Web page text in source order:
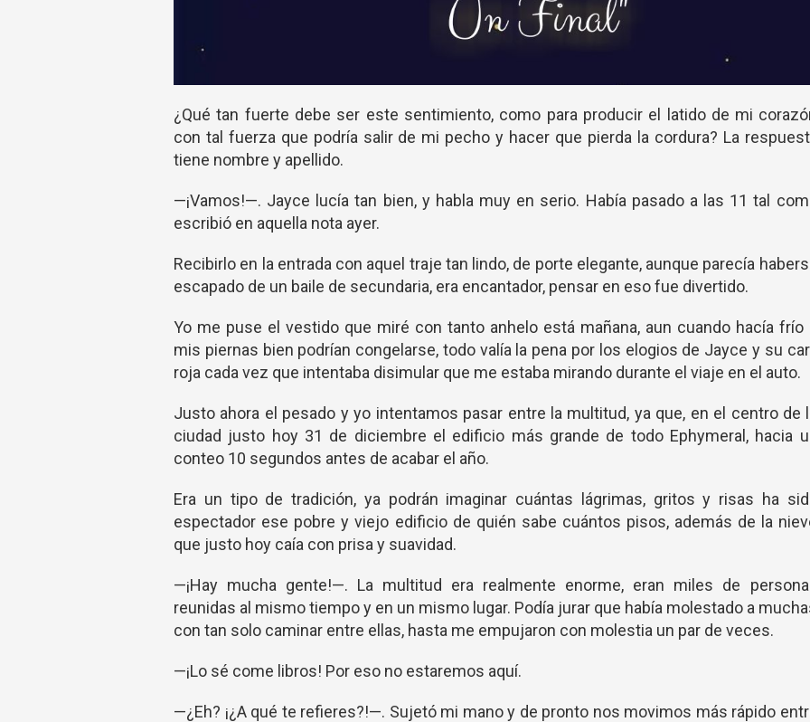
¿Qué tan fuerte debe ser este sentimiento, como para producir el latido de mi
con tal fuerza que podría salir de mi pecho y hacer que pierda la cordura? La
tiene nombre y apellido.
—¡Vamos!—. Jayce lucía tan bien, y habla muy en serio. Había pasado a las 11 tal
escribió en aquella nota ayer.
Recibirlo en la entrada con aquel traje tan lindo, de porte elegante, aunque parecía
escapado de un baile de secundaria, era encantador, pensar en eso fue divertido.
Yo me puse el vestido que miré con tanto anhelo está mañana, aun cuando hacía frío
mis piernas bien podrían congelarse, todo valía la pena por los elogios de Jayce y su
roja cada vez que intentaba disimular que me estaba mirando durante el viaje en el auto.
Justo ahora el pesado y yo intentamos pasar entre la multitud, ya que, en el centro de
ciudad justo hoy 31 de diciembre el edificio más grande de todo Ephymeral, hacia
conteo 10 segundos antes de acabar el año.
Era un tipo de tradición, ya podrán imaginar cuántas lágrimas, gritos y risas ha
espectador ese pobre y viejo edificio de quién sabe cuántos pisos, además de la
que justo hoy caía con prisa y suavidad.
—¡Hay mucha gente!—. La multitud era realmente enorme, eran miles de
reunidas al mismo tiempo y en un mismo lugar. Podía jurar que había molestado a
con tan solo caminar entre ellas, hasta me empujaron con molestia un par de veces.
—¡Lo sé come libros! Por eso no estaremos aquí.
—¿Eh? ¡¿A qué te refieres?!—. Sujetó mi mano y de pronto nos movimos más rápido